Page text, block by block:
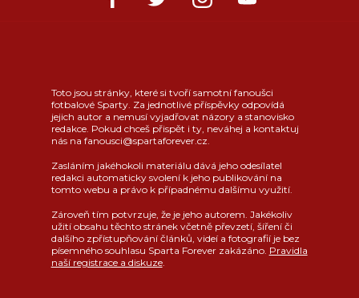
Toto jsou stránky, které si tvoří samotní fanoušci
fotbalové Sparty. Za jednotlivé příspěvky odpovídá
jejich autor a nemusí vyjadřovat názory a stanovisko
redakce. Pokud chceš přispět i ty, neváhej a kontaktuj
nás na fanousci@spartaforever.cz.
Zasláním jakéhokoli materiálu dává jeho odesílatel
redakci automaticky svolení k jeho publikování na
tomto webu a právo k případnému dalšímu využití.
Zároveň tím potvrzuje, že je jeho autorem. Jakékoliv
užití obsahu těchto stránek včetně převzetí, šíření či
dalšího zpřístupňování článků, videí a fotografií je bez
písemného souhlasu Sparta Forever zakázáno. Pravidla
naší registrace a diskuze.